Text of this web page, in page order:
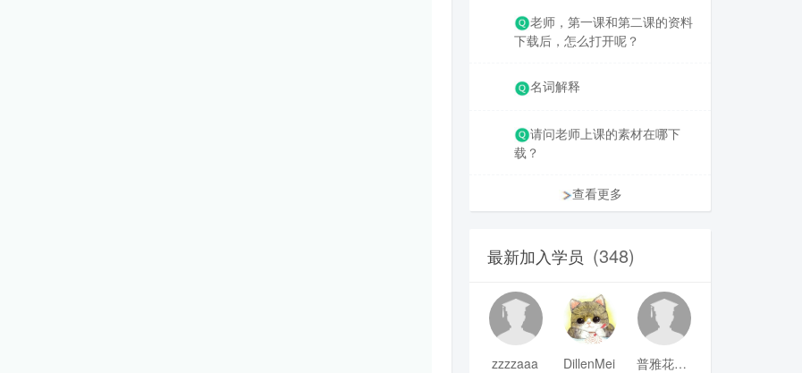
老师，第一课和第二课的资料
下载后，怎么打开呢？
名词解释
请问老师上课的素材在哪下
载？
查看更多
最新加入学员 (348)
zzzzaaa DillenMei 普雅花qya